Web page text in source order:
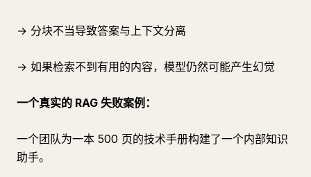
→ 分块不当导致答案与上下文分离
→ 如果检索不到有用的内容，模型仍然可能产生幻觉
一个真实的 RAG 失败案例：
一个团队为一本 500 页的技术手册构建了一个内部知识
助手。